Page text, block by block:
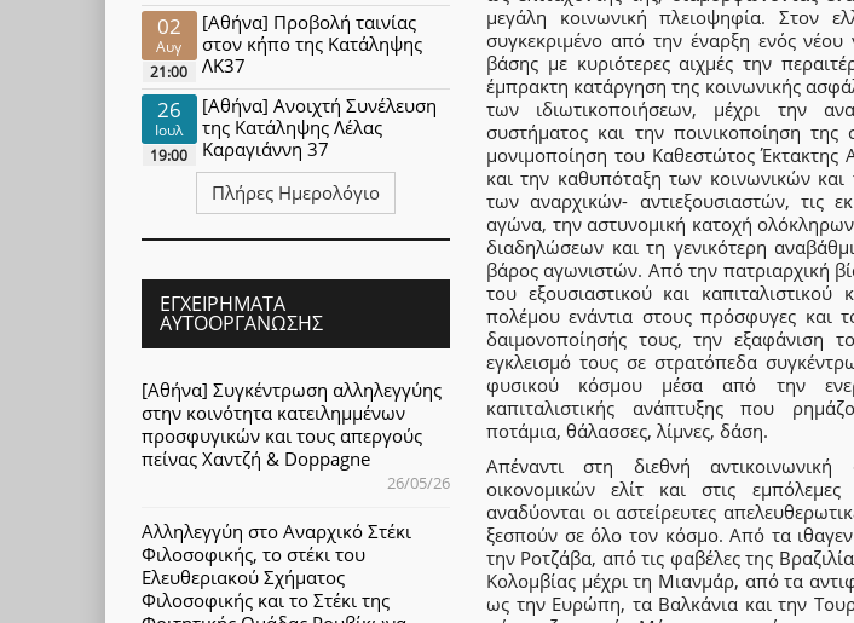
μεγάλη κοινωνική πλειοψηφία. Στον
συγκεκριμένο από την έναρξη ενός νέου
βάσης με κυριότερες αιχμές την
έμπρακτη κατάργηση της κοινωνικής
των ιδιωτικοποιήσεων, μέχρι την
συστήματος και την ποινικοποίηση της
μονιμοποίηση του Καθεστώτος
και την καθυπόταξη των κοινωνικών και
των αναρχικών- αντιεξουσιαστών, τις
αγώνα, την αστυνομική κατοχή
διαδηλώσεων και τη γενικότερη
βάρος αγωνιστών. Από την πατριαρχική
του εξουσιαστικού και
πολέμου ενάντια στους πρόσφυγες και
δαιμονοποίησής τους, την εξαφάνιση
εγκλεισμό τους σε στρατόπεδα
φυσικού κόσμου μέσα από την
καπιταλιστικής ανάπτυξης που
ποτάμια, θάλασσες, λίμνες, δάση.
Απέναντι στη διεθνή
οικονομικών ελίτ και στις
αναδύονται οι αστείρευτες
ξεσπούν σε όλο τον κόσμο. Από τα
την Ροτζάβα, από τις φαβέλες της
Κολομβίας μέχρι τη Μιανμάρ, από τα
ως την Ευρώπη, τα Βαλκάνια και την
02
Αυγ
21:00
[Αθήνα] Προβολή ταινίας
στον κήπο της Κατάληψης
ΛΚ37
26
Ιουλ
19:00
[Αθήνα] Ανοιχτή Συνέλευση
της Κατάληψης Λέλας
Καραγιάννη 37
Πλήρες Ημερολόγιο
ΕΓΧΕΙΡΉΜΑΤΑ
ΑΥΤΟΟΡΓΆΝΩΣΗΣ
[Αθήνα] Συγκέντρωση αλληλεγγύης
στην κοινότητα κατειλημμένων
προσφυγικών και τους απεργούς
πείνας Χαντζή & Doppagne
26/05/26
Αλληλεγγύη στο Αναρχικό Στέκι
Φιλοσοφικής, το στέκι του
Ελευθεριακού Σχήματος
Φιλοσοφικής και το Στέκι της